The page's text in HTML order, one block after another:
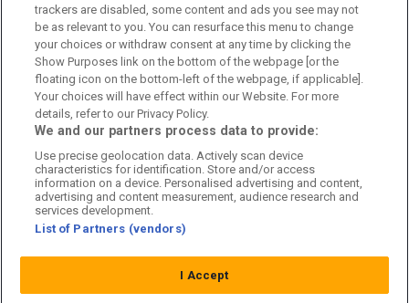
Sponsor: Rekatochklart
Annonsera på Fotbolldirekt
Redaktionell policy
Personuppgiftspolicy
Cookiepolicy
Arkiv
trackers are disabled, some content and ads you see may not
be as relevant to you. You can resurface this menu to change
your choices or withdraw consent at any time by clicking the
Show Purposes link on the bottom of the webpage [or the
floating icon on the bottom-left of the webpage, if applicable].
Your choices will have effect within our Website. For more
details, refer to our Privacy Policy.
We and our partners process data to provide:
Use precise geolocation data. Actively scan device
characteristics for identification. Store and/or access
information on a device. Personalised advertising and content,
advertising and content measurement, audience research and
services development.
List of Partners (vendors)
I Accept